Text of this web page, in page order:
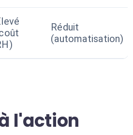
Réduit
(automatisation)
l'action